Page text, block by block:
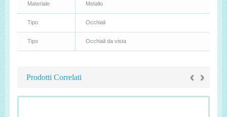
Materiale Metallo
Tipo Occhiali
Tipo Occhiali da vista
Prodotti Correlati ‹ ›